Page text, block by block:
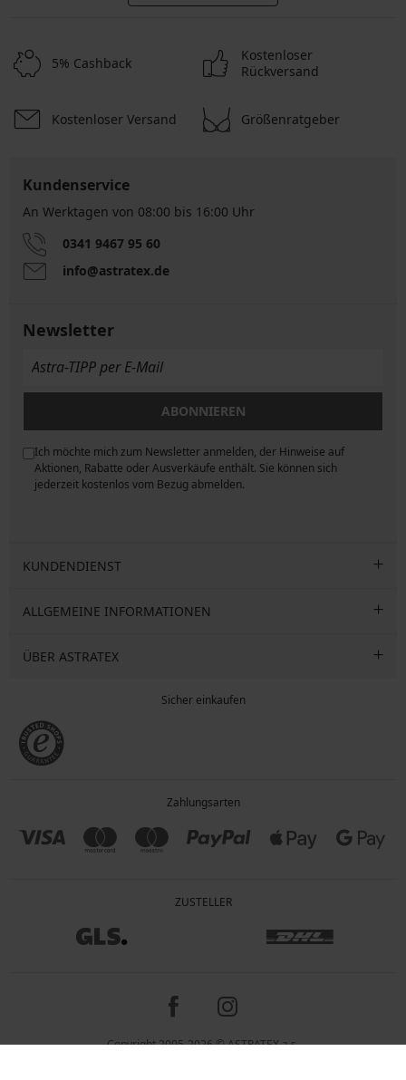
5% Cashback
Kostenloser
Rückversand
Kostenloser Versand Größenratgeber
Kundenservice
An Werktagen von 08:00 bis 16:00 Uhr
0341 9467 95 60
info@astratex.de
Newsletter
ABONNIEREN
Ich möchte mich zum Newsletter anmelden, der Hinweise auf
Aktionen, Rabatte oder Ausverkäufe enthält. Sie können sich
jederzeit kostenlos vom Bezug abmelden.
KUNDENDIENST
ALLGEMEINE INFORMATIONEN
ÜBER ASTRATEX
Sicher einkaufen
Zahlungsarten
ZUSTELLER
Copyright 2005-2026 © ASTRATEX a.s.